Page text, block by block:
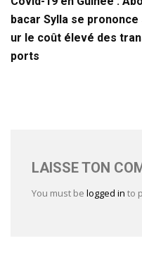
bacar Sylla se prononce
ur le coût élevé des
ports
LAISSE TON
You must be logged in to